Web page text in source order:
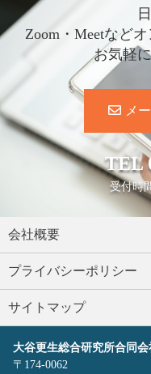
Zoom・Meetなど
お気軽
メ
TEL
受付時
会社概要
プライバシーポリシー
サイトマップ
大谷更生総合研究所合同会
〒174-0062